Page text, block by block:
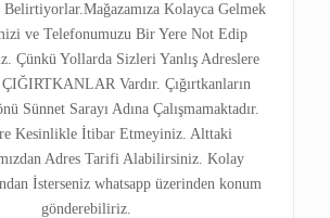
Belirtiyorlar.Mağazamıza Kolayca Gelmek
ve Telefonumuzu Bir Yere Not Edip
Çünkü Yollarda Sizleri Yanlış Adreslere
Vardır. Çığırtkanların
Sünnet Sarayı Adına Çalışmamaktadır.
Kesinlikle İtibar Etmeyiniz. Alttaki
Adres Tarifi Alabilirsiniz. Kolay
İsterseniz whatsapp üzerinden konum
gönderebiliriz.